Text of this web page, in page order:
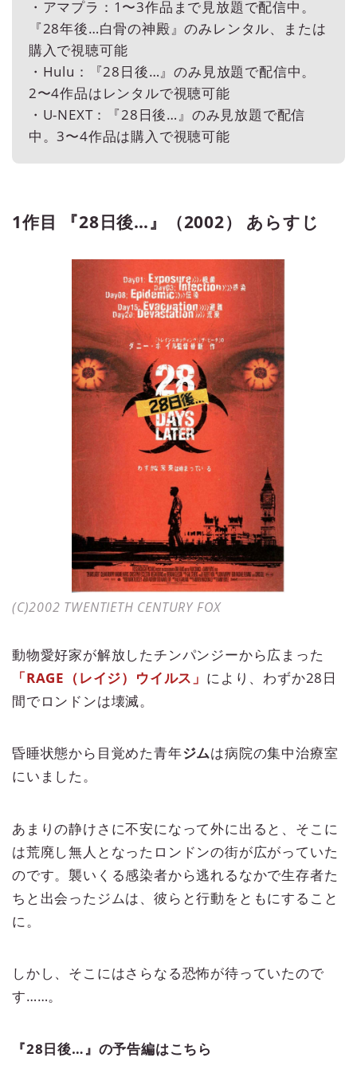
・アマプラ：1〜3作品まで見放題で配信中。
『28年後…白骨の神殿』のみレンタル、または
購入で視聴可能
・Hulu：『28日後…』のみ見放題で配信中。
2〜4作品はレンタルで視聴可能
・U-NEXT：『28日後…』のみ見放題で配信
中。3〜4作品は購入で視聴可能
1作目 『28日後…』（2002） あらすじ
(C)2002 TWENTIETH CENTURY FOX
動物愛好家が解放したチンパンジーから広まった
「RAGE（レイジ）ウイルス」 により、わずか28日
間でロンドンは壊滅。
昏睡状態から目覚めた青年ジムは病院の集中治療室
にいました。
あまりの静けさに不安になって外に出ると、そこに
は荒廃し無人となったロンドンの街が広がっていた
のです。襲いくる感染者から逃れるなかで生存者た
ちと出会ったジムは、彼らと行動をともにすること
に。
しかし、そこにはさらなる恐怖が待っていたので
す……。
『28日後…』の予告編はこちら